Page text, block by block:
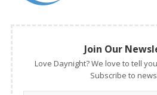
Join Our
Love Daynight? We love to tell
Subscribe to